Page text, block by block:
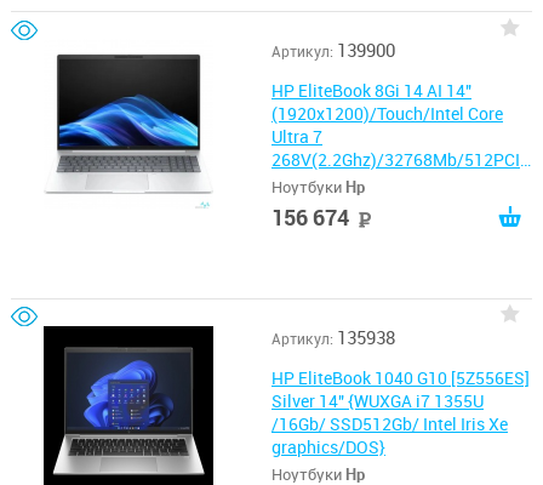
Артикул: 139900
HP EliteBook 8Gi 14 AI 14"
(1920x1200)/Touch/Intel Core
Ultra 7
268V(2.2Ghz)/32768Mb/512PCIS
SDGb/Win11Home
Ноутбуки Hp
156 674
Артикул: 135938
HP EliteBook 1040 G10 [5Z556ES]
Silver 14" {WUXGA i7 1355U
/16Gb/ SSD512Gb/ Intel Iris Xe
graphics/DOS}
Ноутбуки Hp